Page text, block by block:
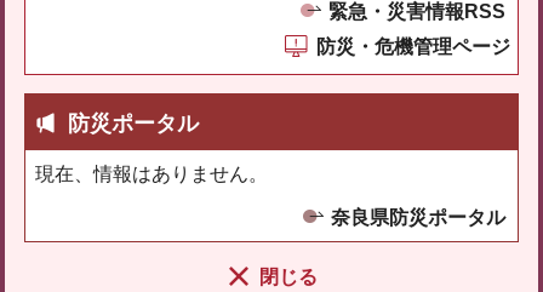
緊急・災害情報RSS
防災・危機管理ページ
防災ポータル
現在、情報はありません。
奈良県防災ポータル
閉じる